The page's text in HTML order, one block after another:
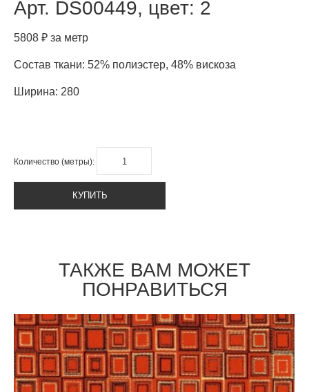
Арт. DS00449, цвет: 2
5808 ₽ за метр
Состав ткани: 52% полиэстер, 48% вискоза
Ширина: 280
Количество (метры):
КУПИТЬ
ТАКЖЕ ВАМ МОЖЕТ
ПОНРАВИТЬСЯ